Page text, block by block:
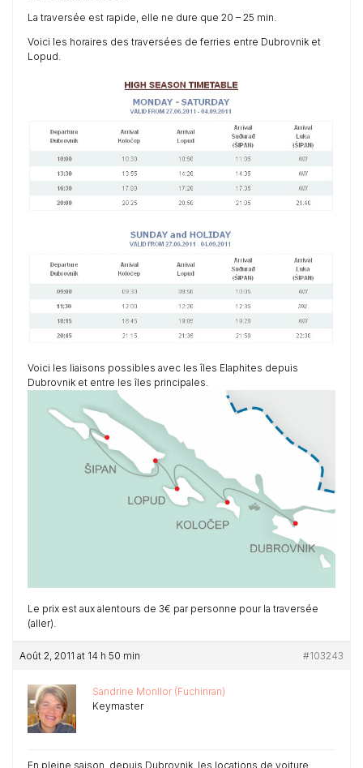
La traversée est rapide, elle ne dure que 20 – 25 min.
Voici les horaires des traversées de ferries entre Dubrovnik et
Lopud.
Voici les liaisons possibles avec les îles Elaphites depuis
Dubrovnik et entre les îles principales.
Le prix est aux alentours de 3€ par personne pour la traversée
(aller).
Août 2, 2011 at 14 h 50 min #103243
Sandrine Monllor (Fuchinran)
Keymaster
En pleine saison, depuis Dubrovnik, les locations de voiture